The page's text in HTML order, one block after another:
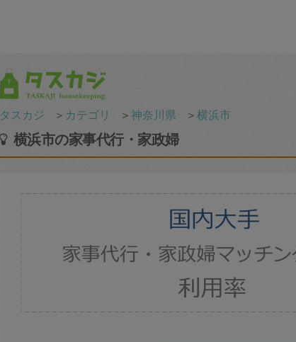
タスカジ ＞ カテゴリ ＞神奈川県 ＞横浜市
横浜市の家事代行・家政婦